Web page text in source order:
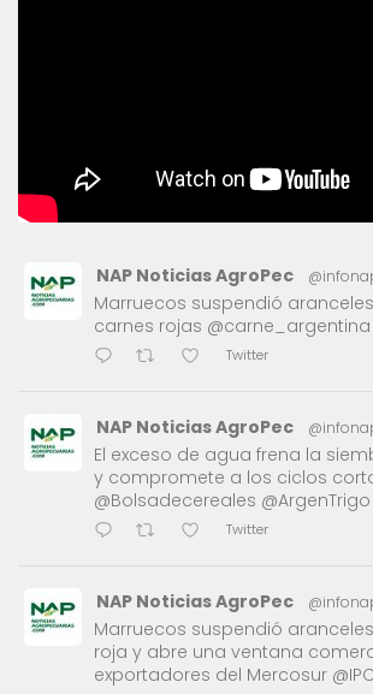
NAP Noticias AgroPec
Marruecos suspendió
carnes rojas @carne_argentina
Twitter
NAP Noticias AgroPec
El exceso de agua frena la
y compromete a los ciclos
@Bolsadecereales @ArgenTrigo
Twitter
NAP Noticias AgroPec
Marruecos suspendió
roja y abre una ventana
exportadores del Mercosur